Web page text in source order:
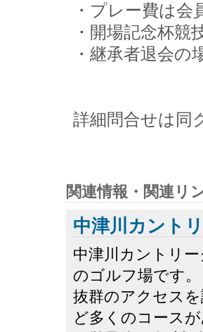
・プレー費は
・開場記念杯競
・継承者退会
詳細問合せは同
関連情報・関連リ
中津川カント
中津川カントリ
のゴルフ場です。
抜群のアクセス
ど多くのコース